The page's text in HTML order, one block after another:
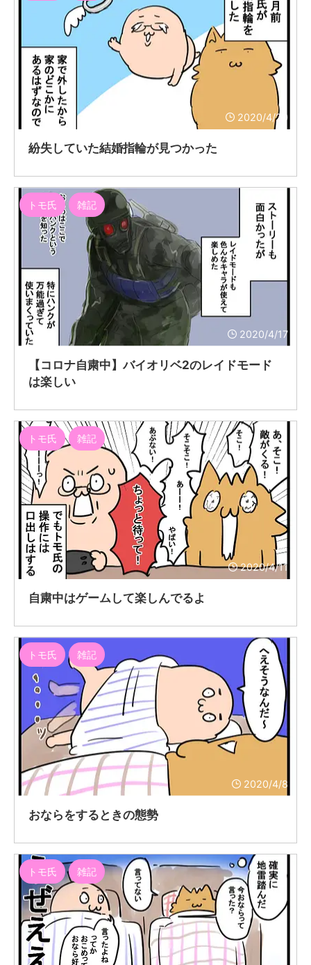
2020/4/20
紛失していた結婚指輪が見つかった
2020/4/17
トモ氏 雑記
【コロナ自粛中】バイオリベ2のレイドモード
は楽しい
2020/4/11
トモ氏 雑記
自粛中はゲームして楽しんでるよ
2020/4/8
トモ氏 雑記
おならをするときの態勢
トモ氏 雑記